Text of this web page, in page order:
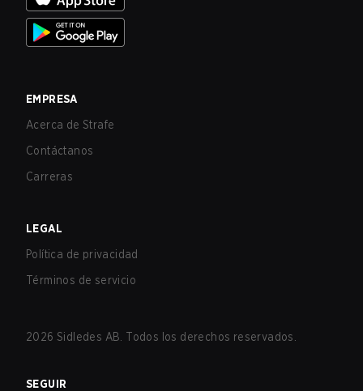
EMPRESA
Acerca de Strafe
Contáctanos
Carreras
LEGAL
Política de privacidad
Términos de servicio
2026 Sidledes AB. Todos los derechos reservados.
SEGUIR